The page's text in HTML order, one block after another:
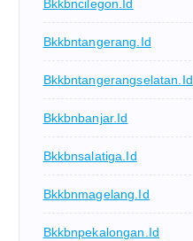
Bkkbncilegon.id
Bkkbntangerang.id
Bkkbntangerangselatan.id
Bkkbnbanjar.id
Bkkbnsalatiga.id
Bkkbnmagelang.id
Bkkbnpekalongan.id